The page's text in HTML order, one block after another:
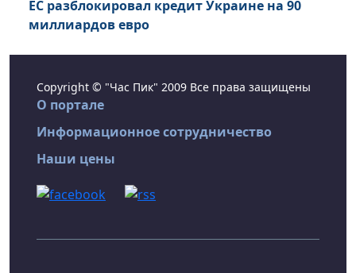
ЕС разблокировал кредит Украине на 90
миллиардов евро
Copyright © "Час Пик" 2009 Все права защищены
О портале
Информационное сотрудничество
Наши цены